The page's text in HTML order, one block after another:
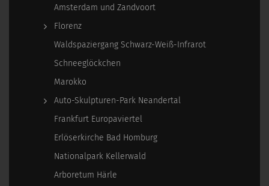
Amsterdam und Zandvoort
Florenz
Waldspaziergang Schwarz-Weiß-Infrarot
Schneeglöckchen
Marokko
Auto-Skulpturen-Park Neandertal
Frankfurt Europaviertel
Erlöserkirche Bad Homburg
Nationalpark Kellerwald
Arboretum Härle